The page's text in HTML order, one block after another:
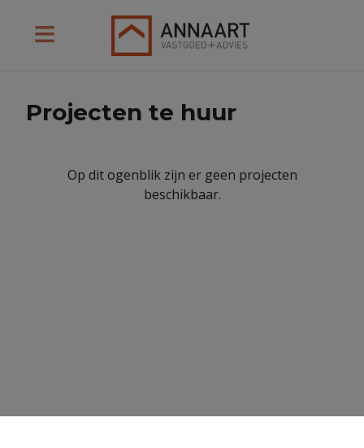
Projecten te huur
Op dit ogenblik zijn er geen projecten
beschikbaar.